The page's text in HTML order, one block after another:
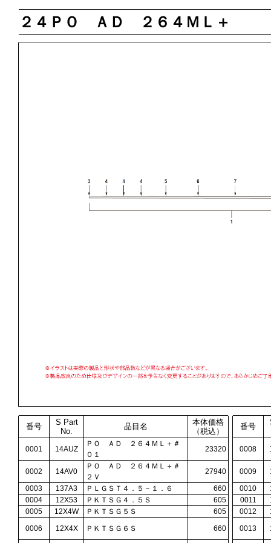
２４ＰＯ ＡＤ ２６４ＭＬ＋
番号
S Part
No.
品目名
本体価格
（税込）
番号
0001 14AUZ
ＰＯ ＡＤ ２６４ＭＬ＋＃
０１
23320 0008
0002 14AV0
ＰＯ ＡＤ ２６４ＭＬ＋＃
２Ｖ
27940 0009
0003
137A3 ＰＬＧＳＴ４．５－１．６ 660 0010
0004
12X53 ＰＫＴＳＧ４．５Ｓ 605 0011
0005
12X4W ＰＫＴＳＧ５Ｓ 605 0012
0006
12X4X ＰＫＴＳＧ６Ｓ 660 0013